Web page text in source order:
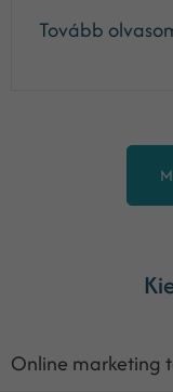
Tovább
Online marketing